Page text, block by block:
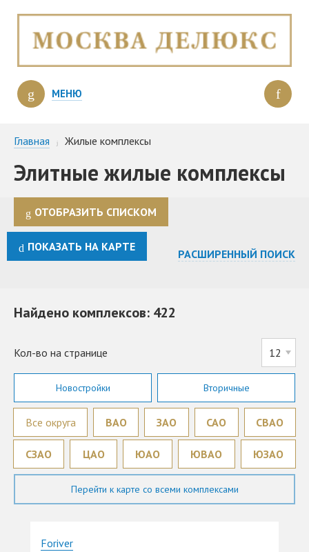
МЕНЮ
Главная Жилые комплексы
Элитные жилые комплексы
ОТОБРАЗИТЬ СПИСКОМ
ПОКАЗАТЬ НА КАРТЕ
РАСШИРЕННЫЙ ПОИСК
Найдено комплексов: 422
Кол-во на странице
Новостройки Вторичные
Все округа ВАО ЗАО САО СВАО
СЗАО ЦАО ЮАО ЮВАО ЮЗАО
Перейти к карте со всеми комплексами
Foriver